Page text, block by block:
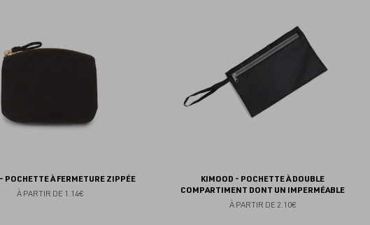
POCHETTE À FERMETURE ZIPPÉE
À PARTIR DE 1.14€
KIMOOD - POCHETTE À DOUBLE
COMPARTIMENT DONT UN IMPERMÉABLE
À PARTIR DE 2.10€